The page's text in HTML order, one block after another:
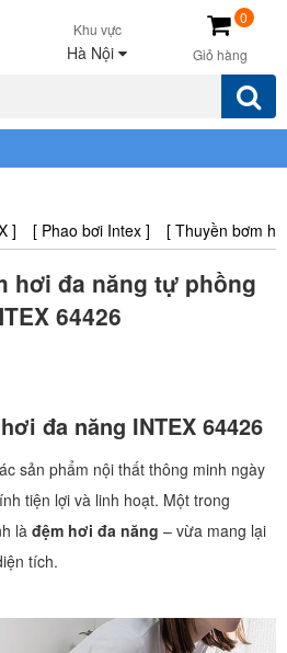
Khu vực
Hà Nội Giỏ hàng
0
] [ Phao bơi Intex ] [ Thuyền bơm
hơi đa năng tự phồng
64426
đa năng INTEX 64426
sản phẩm nội thất thông minh ngày
tiện lợi và linh hoạt. Một trong
là đệm hơi đa năng – vừa mang lại
tích.